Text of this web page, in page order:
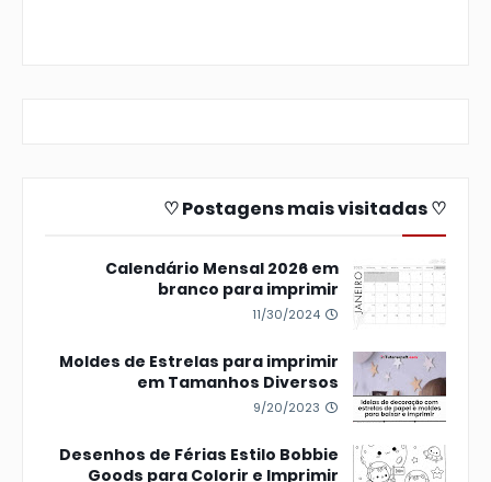
♡ Postagens mais visitadas ♡
Calendário Mensal 2026 em
branco para imprimir
11/30/2024
Moldes de Estrelas para imprimir
em Tamanhos Diversos
9/20/2023
Desenhos de Férias Estilo Bobbie
Goods para Colorir e Imprimir